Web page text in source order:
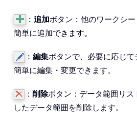
： 追加ボタン：他のワークシ
簡単に追加できます。
： 編集ボタンで、必要に応じ
簡単に編集・変更できます。
： 削除ボタン：データ範囲リ
したデータ範囲を削除します。